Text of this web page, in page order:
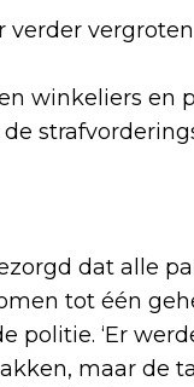
winkeliers en
dat alle
tot één
politie. ‘Er
maar de